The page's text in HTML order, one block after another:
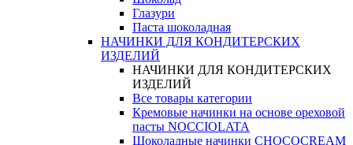
Глазури
Паста шоколадная
НАЧИНКИ ДЛЯ КОНДИТЕРСКИХ
ИЗДЕЛИЙ
НАЧИНКИ ДЛЯ КОНДИТЕРСКИХ
ИЗДЕЛИЙ
Все товары категории
Кремовые начинки на основе ореховой
пасты NOCCIOLATA
Шоколадные начинки CHOCOCREAM